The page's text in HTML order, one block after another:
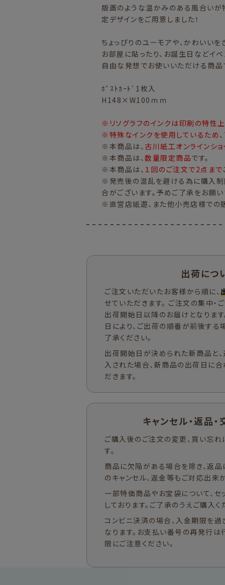
版画のような温かみのある風合いが
定デザインをご用意しました！
ちょっぴりのユーモアや、かわいいを
お部屋に貼ったり、お誕生日などイ
自由な発想でお使いいただける商品
ﾎﾟｽﾄｶｰﾄﾞ1枚入
H148×W100ｍｍ
※リソグラフのインクは印刷の特性上
※特殊なインクを使用しているため
※本商品は、 古川紙工オンラインシ
※本商品は、数量限定商品です。
※本商品は、 １回のご注文で2点まで
※発売後の混乱を避ける為に購入制
合がございます。予めご了承をお願い
※直営店紙遊、また他小売店様での
出荷につ
ご注文いただいたお客様から順に、
せていただきます。 ご注文の集中・
出荷開始日以降のお届けとなりま
日により、ご出荷の順番が前後する
了承ください。
出荷開始日が決められた新商品と
入された場合、新商品の出荷日に
だきます。
キャンセル・返品
ご購入後のご注文の変更、買い忘
す。
商品に欠陥がある場合を除き、返品
のキャンセル、返金等もご対応出来
一部特価商品やお宝袋について、セ
しております。ご了承のうえご購入く
コンビニ決済の場合、入金期限を過
なります。お支払い番号の再発行は
限にご注意ください。